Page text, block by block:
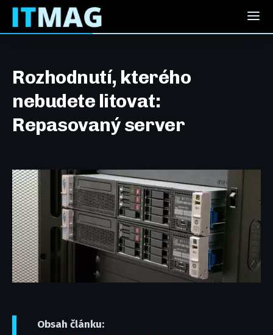
Rozhodnutí, kterého
nebudete litovat:
Repasovaný server
Obsah článku: